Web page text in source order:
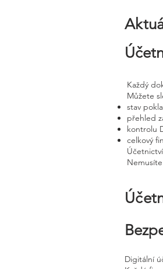
Každý
Můžete
stav
přehled
kontrolu
celkový
Digitální